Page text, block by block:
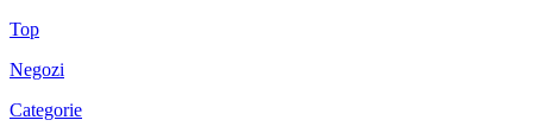
Top
Negozi
Categorie